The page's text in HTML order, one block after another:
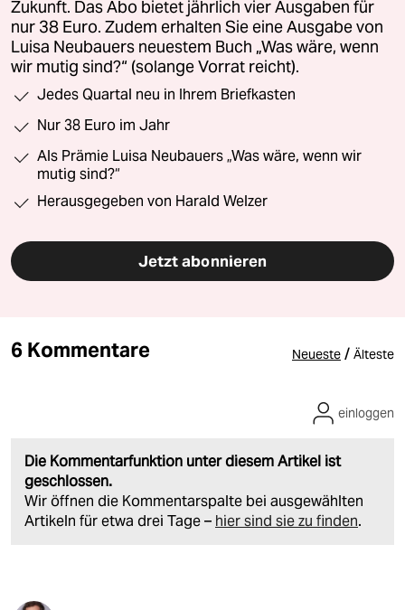
Zukunft. Das Abo bietet jährlich vier Ausgaben für
nur 38 Euro. Zudem erhalten Sie eine Ausgabe von
Luisa Neubauers neuestem Buch „Was wäre, wenn
wir mutig sind?“ (solange Vorrat reicht).
Jedes Quartal neu in Ihrem Briefkasten
Nur 38 Euro im Jahr
Als Prämie Luisa Neubauers „Was wäre, wenn wir
mutig sind?“
Herausgegeben von Harald Welzer
Jetzt abonnieren
6 Kommentare Neueste / Älteste
Die Kommentarfunktion unter diesem Artikel ist
geschlossen.
Wir öffnen die Kommentarspalte bei ausgewählten
Artikeln für etwa drei Tage – hier sind sie zu finden.
einloggen